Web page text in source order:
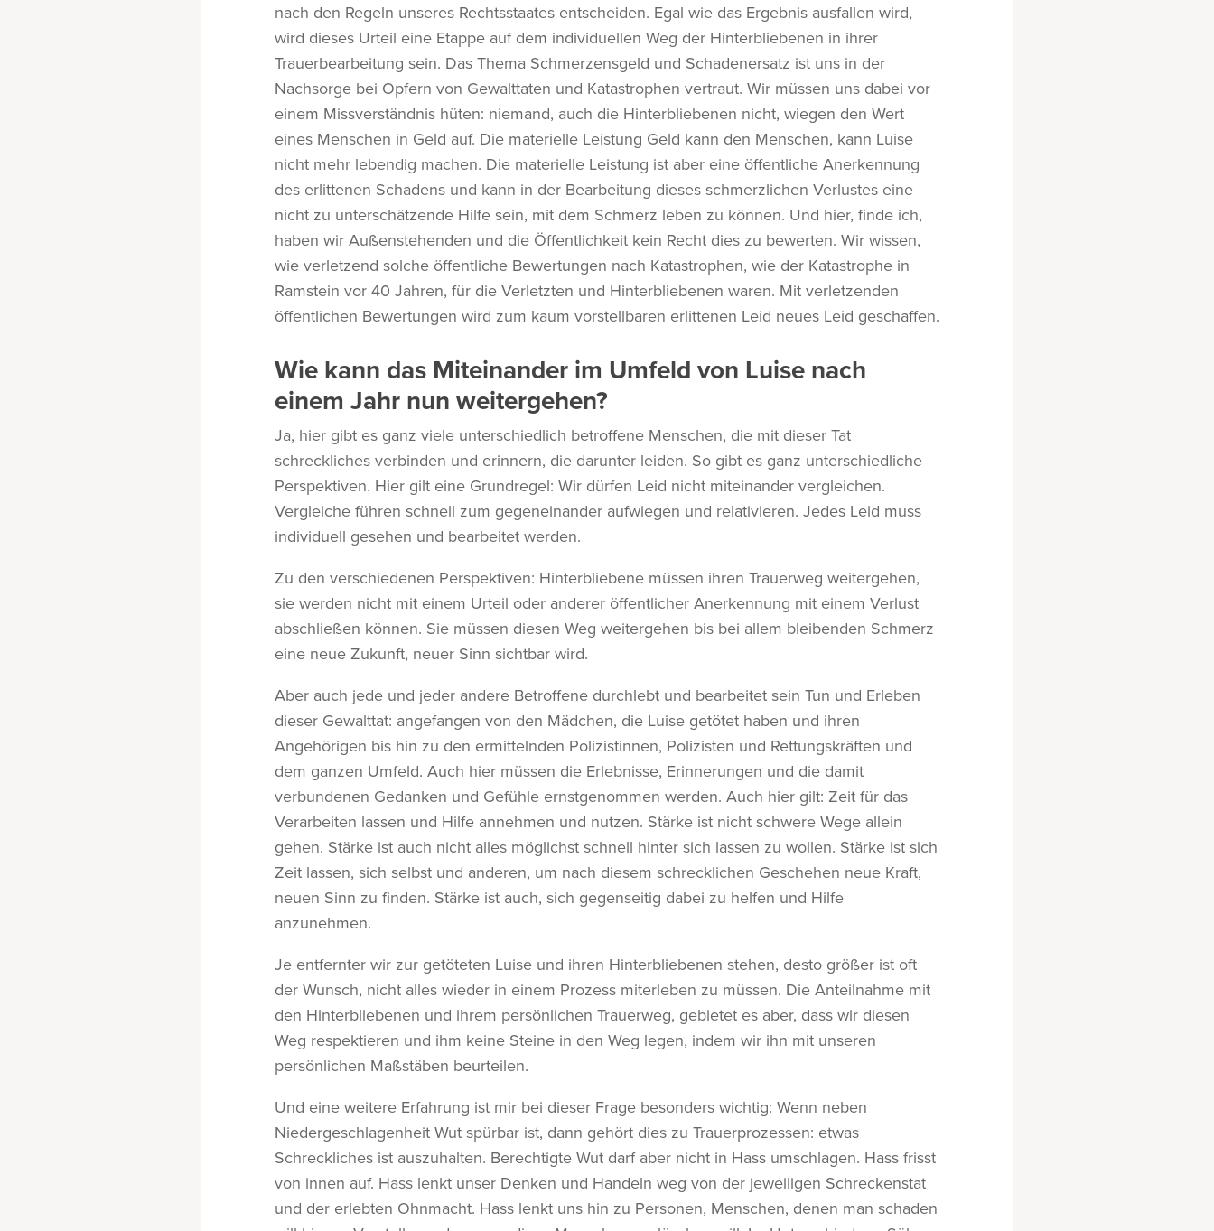
nach den Regeln unseres Rechtsstaates entscheiden. Egal wie das Ergebnis ausfallen wird,
wird dieses Urteil eine Etappe auf dem individuellen Weg der Hinterbliebenen in ihrer
Trauerbearbeitung sein. Das Thema Schmerzensgeld und Schadenersatz ist uns in der
Nachsorge bei Opfern von Gewalttaten und Katastrophen vertraut. Wir müssen uns dabei vor
einem Missverständnis hüten: niemand, auch die Hinterbliebenen nicht, wiegen den Wert
eines Menschen in Geld auf. Die materielle Leistung Geld kann den Menschen, kann Luise
nicht mehr lebendig machen. Die materielle Leistung ist aber eine öffentliche Anerkennung
des erlittenen Schadens und kann in der Bearbeitung dieses schmerzlichen Verlustes eine
nicht zu unterschätzende Hilfe sein, mit dem Schmerz leben zu können. Und hier, finde ich,
haben wir Außenstehenden und die Öffentlichkeit kein Recht dies zu bewerten. Wir wissen,
wie verletzend solche öffentliche Bewertungen nach Katastrophen, wie der Katastrophe in
Ramstein vor 40 Jahren, für die Verletzten und Hinterbliebenen waren. Mit verletzenden
öffentlichen Bewertungen wird zum kaum vorstellbaren erlittenen Leid neues Leid geschaffen.
Wie kann das Miteinander im Umfeld von Luise nach
einem Jahr nun weitergehen?
Ja, hier gibt es ganz viele unterschiedlich betroffene Menschen, die mit dieser Tat
schreckliches verbinden und erinnern, die darunter leiden. So gibt es ganz unterschiedliche
Perspektiven. Hier gilt eine Grundregel: Wir dürfen Leid nicht miteinander vergleichen.
Vergleiche führen schnell zum gegeneinander aufwiegen und relativieren. Jedes Leid muss
individuell gesehen und bearbeitet werden.
Zu den verschiedenen Perspektiven: Hinterbliebene müssen ihren Trauerweg weitergehen,
sie werden nicht mit einem Urteil oder anderer öffentlicher Anerkennung mit einem Verlust
abschließen können. Sie müssen diesen Weg weitergehen bis bei allem bleibenden Schmerz
eine neue Zukunft, neuer Sinn sichtbar wird.
Aber auch jede und jeder andere Betroffene durchlebt und bearbeitet sein Tun und Erleben
dieser Gewalttat: angefangen von den Mädchen, die Luise getötet haben und ihren
Angehörigen bis hin zu den ermittelnden Polizistinnen, Polizisten und Rettungskräften und
dem ganzen Umfeld. Auch hier müssen die Erlebnisse, Erinnerungen und die damit
verbundenen Gedanken und Gefühle ernstgenommen werden. Auch hier gilt: Zeit für das
Verarbeiten lassen und Hilfe annehmen und nutzen. Stärke ist nicht schwere Wege allein
gehen. Stärke ist auch nicht alles möglichst schnell hinter sich lassen zu wollen. Stärke ist sich
Zeit lassen, sich selbst und anderen, um nach diesem schrecklichen Geschehen neue Kraft,
neuen Sinn zu finden. Stärke ist auch, sich gegenseitig dabei zu helfen und Hilfe
anzunehmen.
Je entfernter wir zur getöteten Luise und ihren Hinterbliebenen stehen, desto größer ist oft
der Wunsch, nicht alles wieder in einem Prozess miterleben zu müssen. Die Anteilnahme mit
den Hinterbliebenen und ihrem persönlichen Trauerweg, gebietet es aber, dass wir diesen
Weg respektieren und ihm keine Steine in den Weg legen, indem wir ihn mit unseren
persönlichen Maßstäben beurteilen.
Und eine weitere Erfahrung ist mir bei dieser Frage besonders wichtig: Wenn neben
Niedergeschlagenheit Wut spürbar ist, dann gehört dies zu Trauerprozessen: etwas
Schreckliches ist auszuhalten. Berechtigte Wut darf aber nicht in Hass umschlagen. Hass frisst
von innen auf. Hass lenkt unser Denken und Handeln weg von der jeweiligen Schreckenstat
und der erlebten Ohnmacht. Hass lenkt uns hin zu Personen, Menschen, denen man schaden